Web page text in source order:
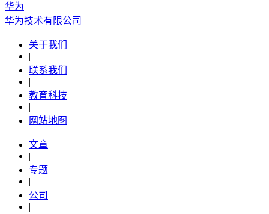
华为
华为技术有限公司
关于我们
|
联系我们
|
教育科技
|
网站地图
文章
|
专题
|
公司
|